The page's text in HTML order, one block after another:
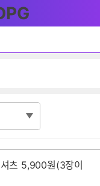
해 이건 꼭!
츠 5,900원(3장이